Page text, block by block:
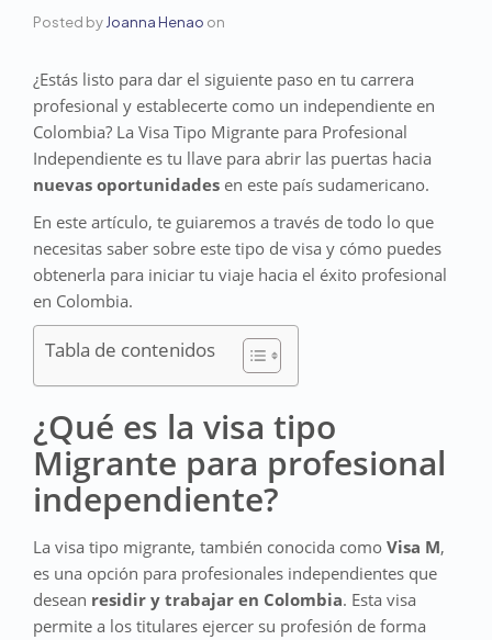
Posted by Joanna Henao on
¿Estás listo para dar el siguiente paso en tu carrera
profesional y establecerte como un independiente en
Colombia? La Visa Tipo Migrante para Profesional
Independiente es tu llave para abrir las puertas hacia
nuevas oportunidades en este país sudamericano.
En este artículo, te guiaremos a través de todo lo que
necesitas saber sobre este tipo de visa y cómo puedes
obtenerla para iniciar tu viaje hacia el éxito profesional
en Colombia.
Tabla de contenidos
¿Qué es la visa tipo
Migrante para profesional
independiente?
La visa tipo migrante, también conocida como Visa M,
es una opción para profesionales independientes que
desean residir y trabajar en Colombia. Esta visa
permite a los titulares ejercer su profesión de forma